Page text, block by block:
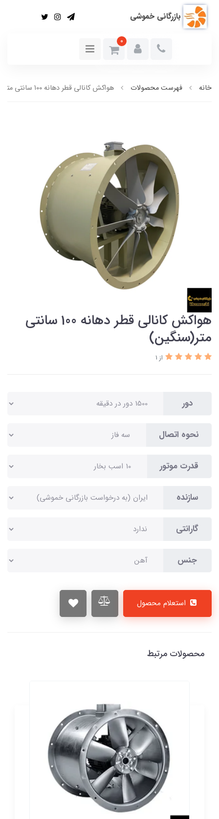
بازرگانی خموشی
0
خانه فهرست محصولات هواکش کانالی قطر دهانه 100 سانتی متر(سنگین)
هواکش کانالی قطر دهانه 100 سانتی
متر(سنگین)
از 1
دور
نحوه اتصال
قدرت موتور
سازنده
گارانتی
جنس
محصولات مرتبط